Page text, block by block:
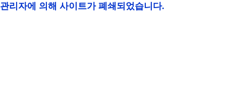
관리자에 의해 사이트가 폐쇄되었습니다.